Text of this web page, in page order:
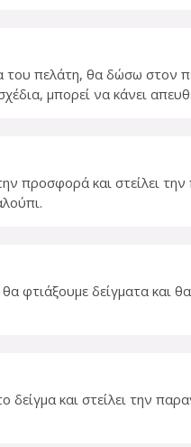
του πελάτη, θα δώσω στον
μπορεί να κάνει
προσφορά και στείλει
φτιάξουμε δείγματα και
και στείλει την